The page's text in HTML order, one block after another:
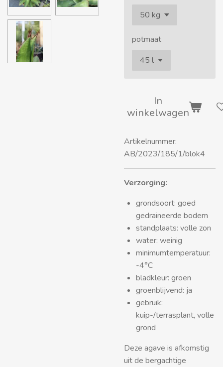
potmaat
In
winkelwagen
Artikelnummer:
AB/2023/185/1/blok4
Verzorging:
grondsoort: goed
gedraineerde bodem
standplaats: volle zon
water: weinig
minimumtemperatuur:
-4°C
bladkleur: groen
groenblijvend: ja
gebruik:
kuip-/terrasplant, volle
grond
Deze agave is afkomstig
uit de bergachtige